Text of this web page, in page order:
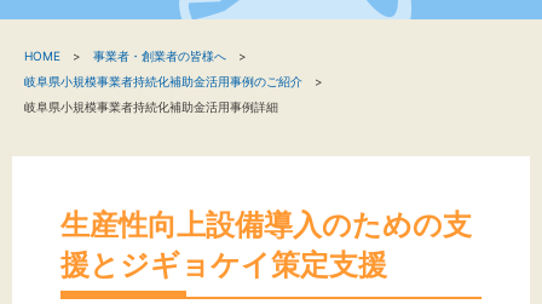
新着情報
商工会連合会について
お問い合わせ
HOME
事業者・創業者の皆様へ
岐阜県小規模事業者持続化補助金活用事例のご紹介
岐阜県小規模事業者持続化補助金活用事例詳細
生産性向上設備導入のための支
援とジギョケイ策定支援